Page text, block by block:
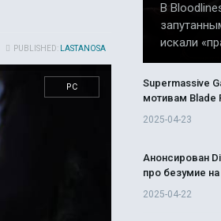
PUBLISHED: LASTANOSA
PC
В
искали
Supermassive
мотивам Blade
2025-04-23
Анонсирован
про безумие
2025-04-22